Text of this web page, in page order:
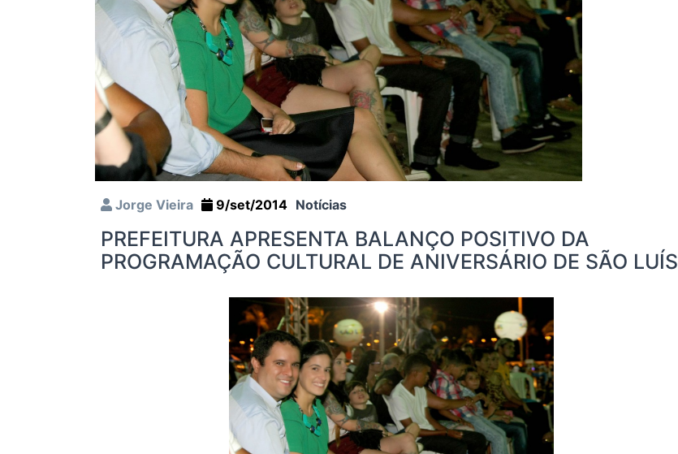
Jorge Vieira 9/set/2014 Notícias
PREFEITURA APRESENTA BALANÇO POSITIVO DA
PROGRAMAÇÃO CULTURAL DE ANIVERSÁRIO DE SÃO LUÍS